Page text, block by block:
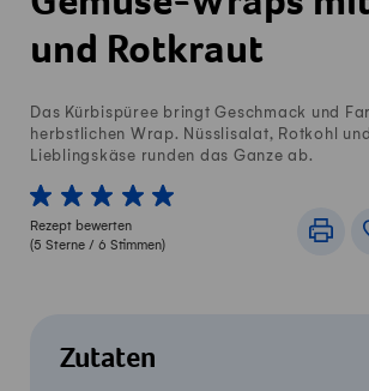
und Rotkraut
Das Kürbispüree bringt Geschmack und
herbstlichen Wrap. Nüsslisalat, Rotkohl
Lieblingskäse runden das Ganze ab.
1 von 5 Sterne
2 von 5 Sterne
3 von 5 Sterne
4 von 5 Sterne
5 von 5 Sterne
Rezept bewerten
(5 Sterne / 6 Stimmen)
Zutaten